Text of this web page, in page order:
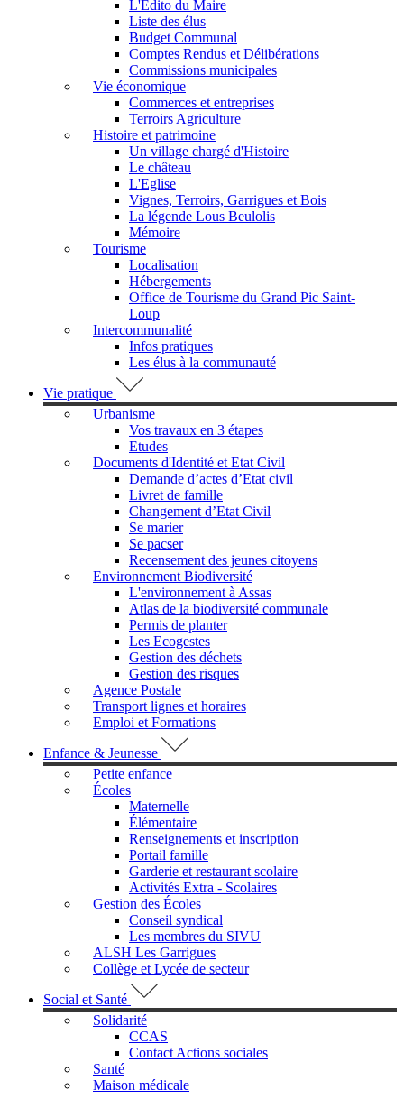
L'Edito du Maire
Liste des élus
Budget Communal
Comptes Rendus et Délibérations
Commissions municipales
Vie économique
Commerces et entreprises
Terroirs Agriculture
Histoire et patrimoine
Un village chargé d'Histoire
Le château
L'Eglise
Vignes, Terroirs, Garrigues et Bois
La légende Lous Beulolis
Mémoire
Tourisme
Localisation
Hébergements
Office de Tourisme du Grand Pic Saint-
Loup
Intercommunalité
Infos pratiques
Les élus à la communauté
Vie pratique
Urbanisme
Vos travaux en 3 étapes
Etudes
Documents d'Identité et Etat Civil
Demande d’actes d’Etat civil
Livret de famille
Changement d’Etat Civil
Se marier
Se pacser
Recensement des jeunes citoyens
Environnement Biodiversité
L'environnement à Assas
Atlas de la biodiversité communale
Permis de planter
Les Ecogestes
Gestion des déchets
Gestion des risques
Agence Postale
Transport lignes et horaires
Emploi et Formations
Enfance & Jeunesse
Petite enfance
Écoles
Maternelle
Élémentaire
Renseignements et inscription
Portail famille
Garderie et restaurant scolaire
Activités Extra - Scolaires
Gestion des Écoles
Conseil syndical
Les membres du SIVU
ALSH Les Garrigues
Collège et Lycée de secteur
Social et Santé
Solidarité
CCAS
Contact Actions sociales
Santé
Maison médicale